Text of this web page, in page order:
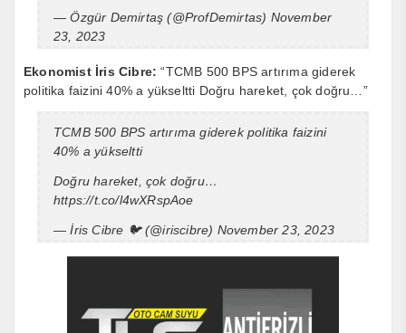
— Özgür Demirtaş (@ProfDemirtas) November
23, 2023
Ekonomist İris Cibre: “TCMB 500 BPS artırıma giderek
politika faizini 40% a yükseltti Doğru hareket, çok doğru…”
TCMB 500 BPS artırıma giderek politika faizini
40% a yükseltti
Doğru hareket, çok doğru…
https://t.co/l4wXRspAoe
— İris Cibre 🐦 (@iriscibre) November 23, 2023